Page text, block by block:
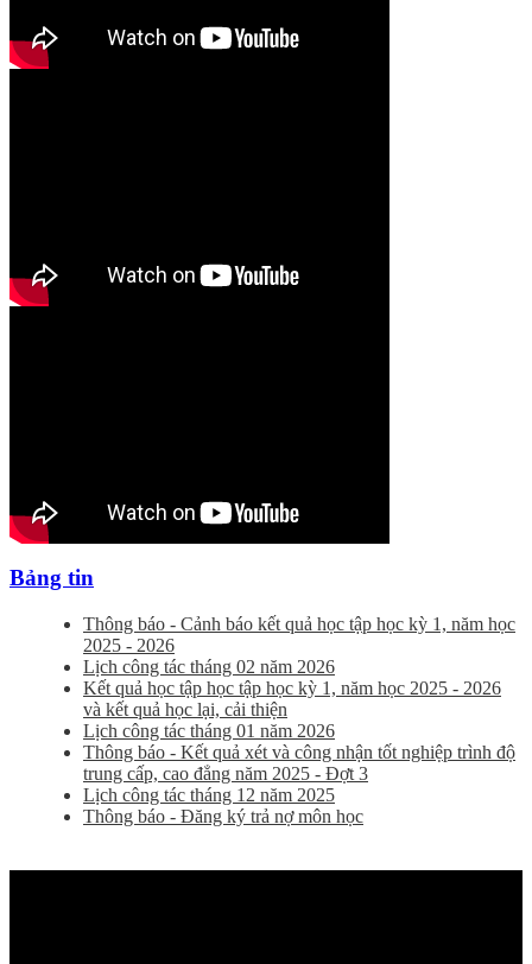
Bảng tin
Thông báo - Cảnh báo kết quả học tập học kỳ 1, năm học
2025 - 2026
Lịch công tác tháng 02 năm 2026
Kết quả học tập học tập học kỳ 1, năm học 2025 - 2026
và kết quả học lại, cải thiện
Lịch công tác tháng 01 năm 2026
Thông báo - Kết quả xét và công nhận tốt nghiệp trình độ
trung cấp, cao đẳng năm 2025 - Đợt 3
Lịch công tác tháng 12 năm 2025
Thông báo - Đăng ký trả nợ môn học